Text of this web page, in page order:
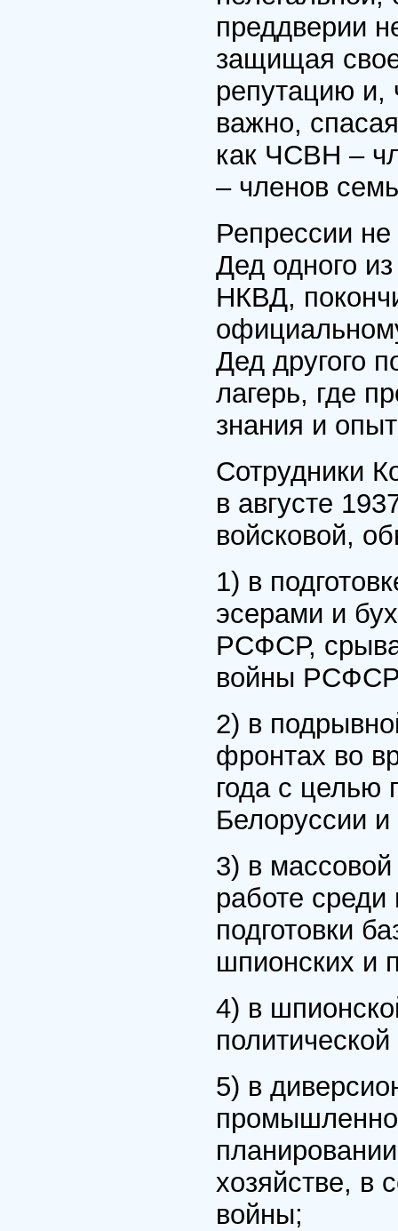
преддверии
защищая
репутацию и,
важно,
как ЧСВН –
– членов
Репрессии
Дед одного
НКВД,
Дед другого
лагерь, где
знания и
Сотрудники
в августе
войсковой,
1) в
эсерами и
РСФСР, срыва
войны
2) в
фронтах во
года с целью
Белоруссии
3) в
работе
подготовки
шпионских и
4) в
5) в
хозяйстве, в
войны;